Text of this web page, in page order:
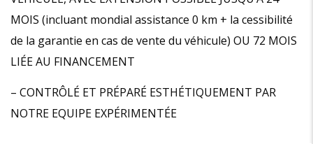
MOIS (incluant mondial assistance 0 km + la cessibilité
de la garantie en cas de vente du véhicule) OU 72 MOIS
LIÉE AU FINANCEMENT
– CONTRÔLÉ ET PRÉPARÉ ESTHÉTIQUEMENT PAR
NOTRE EQUIPE EXPÉRIMENTÉE